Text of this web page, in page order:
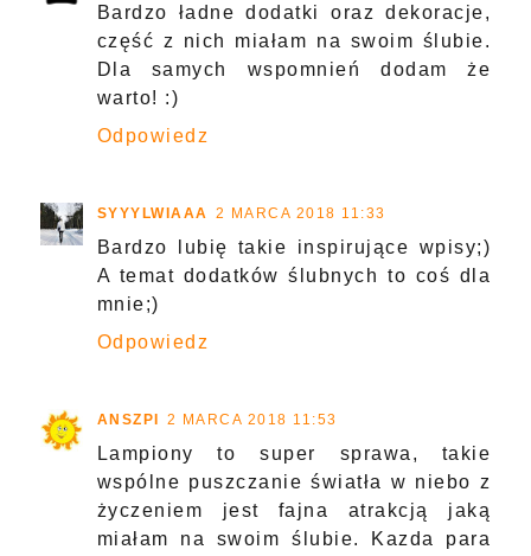
Bardzo ładne dodatki oraz dekoracje,
część z nich miałam na swoim ślubie.
Dla samych wspomnień dodam że
warto! :)
Odpowiedz
SYYYLWIAAA 2 MARCA 2018 11:33
Bardzo lubię takie inspirujące wpisy;)
A temat dodatków ślubnych to coś dla
mnie;)
Odpowiedz
ANSZPI 2 MARCA 2018 11:53
Lampiony to super sprawa, takie
wspólne puszczanie światła w niebo z
życzeniem jest fajna atrakcją jaką
miałam na swoim ślubie. Kazda para